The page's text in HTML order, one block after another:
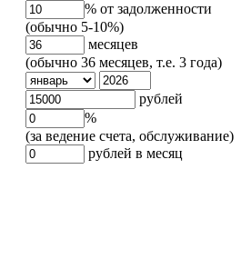
% от задолженности
(обычно 5-10%)
месяцев
(обычно 36 месяцев, т.е. 3 года)
рублей
%
(за ведение счета, обслуживание)
рублей в месяц